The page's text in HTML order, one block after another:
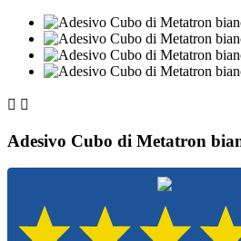
 
Adesivo Cubo di Metatron